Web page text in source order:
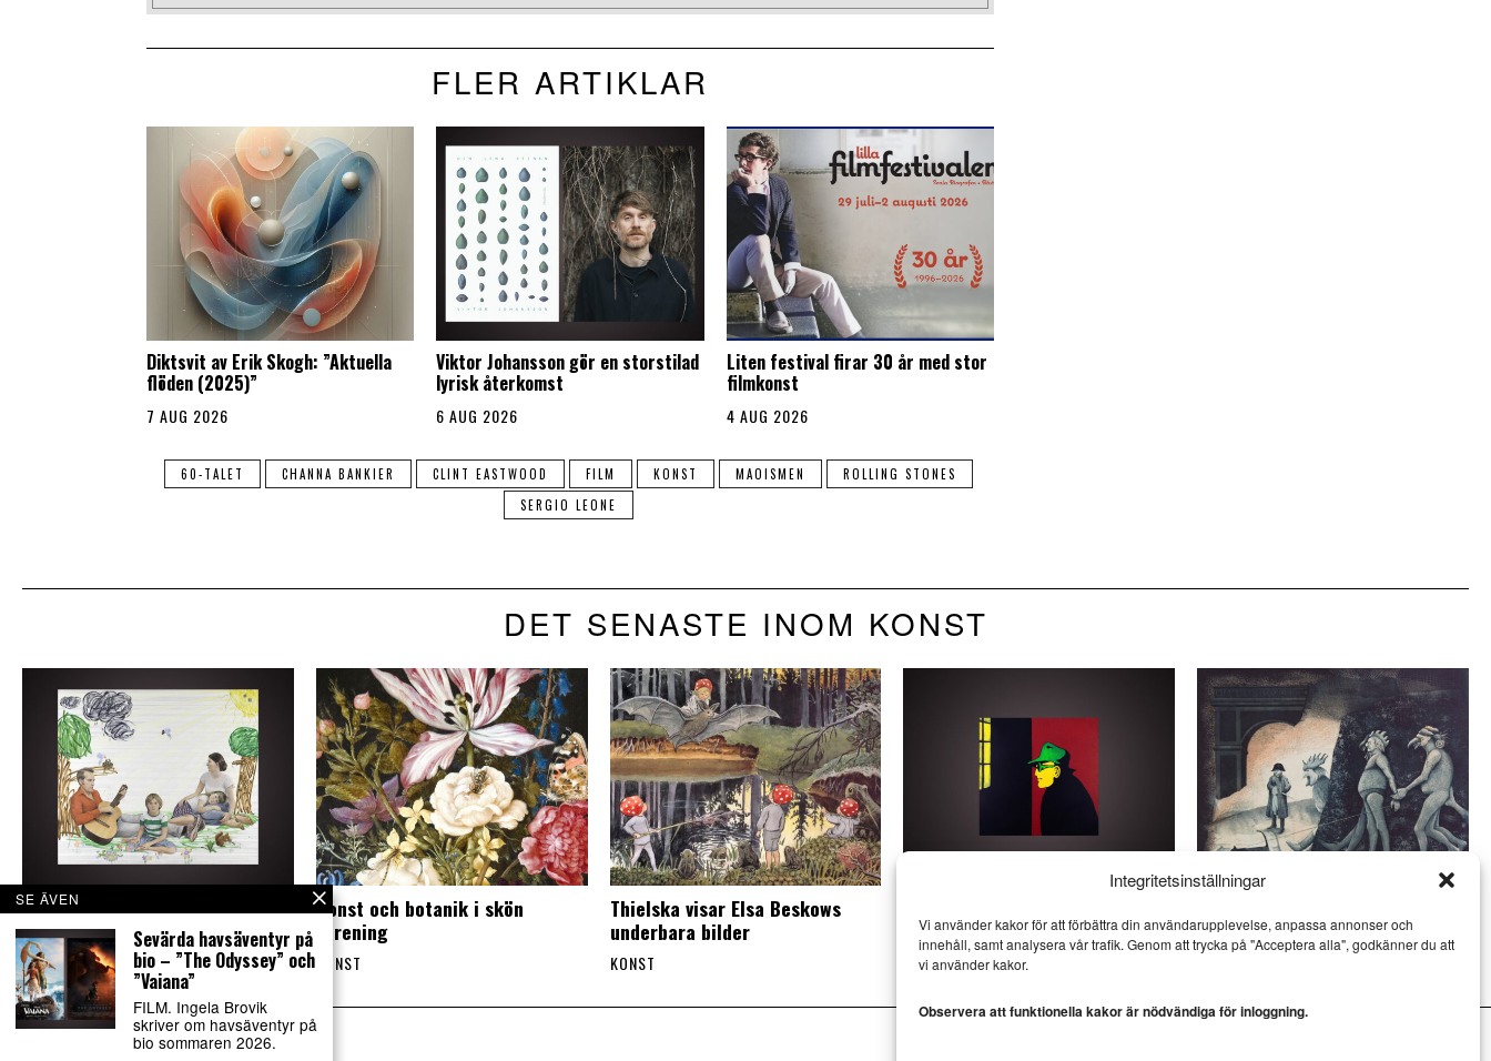
Integritetsinställningar
Vi använder kakor för att förbättra din användarupplevelse, anpassa annonser och
innehåll, samt analysera vår trafik. Genom att trycka på "Acceptera alla", godkänner du att
vi använder kakor.
Observera att funktionella kakor är nödvändiga för inloggning.
FLER ARTIKLAR
Diktsvit av Erik Skogh: ”Aktuella
flöden (2025)”
7 AUG 2026
Viktor Johansson gör en storstilad
lyrisk återkomst
6 AUG 2026
Liten festival firar 30 år med stor
filmkonst
4 AUG 2026
60-TALET CHANNA BANKIER CLINT EASTWOOD FILM KONST MAOISMEN
ROLLING STONES
SERGIO LEONE
DET SENASTE INOM KONST
Mångfasetterad utställning om
fenomenet familj
KONST
Konst och botanik i skön
förening
KONST
Thielska visar Elsa Beskows
underbara bilder
KONST
besök i Eslöv
KONST
med värme
SE ÄVEN
Sevärda havsäventyr på
bio – ”The Odyssey” och
”Vaiana”
FILM. Ingela Brovik
skriver om havsäventyr på
bio sommaren 2026.